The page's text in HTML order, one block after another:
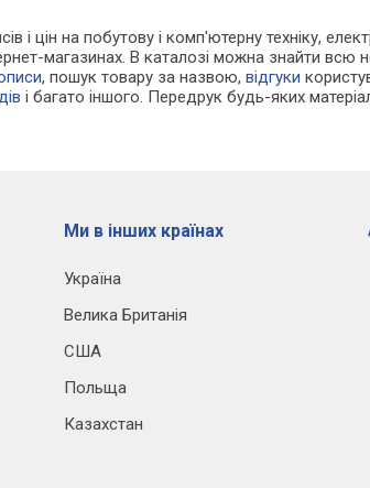
і цін на побутову і комп'ютерну техніку,
магазинах. В каталозі можна знайти всю
, пошук товару за назвою,відгуки
і багато іншого. Передрук будь-яких
Ми в інших країнах
Україна
Велика Британія
США
Польща
Казахстан